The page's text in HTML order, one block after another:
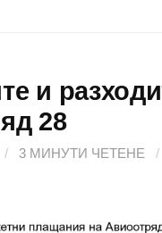
и
28
/ 3 МИНУТИ ЧЕТЕНЕ /